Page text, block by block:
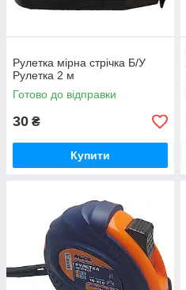
Рулетка мірна стрічка Б/У
Рулетка 2 м
Готово до відправки
30 ₴
Купити